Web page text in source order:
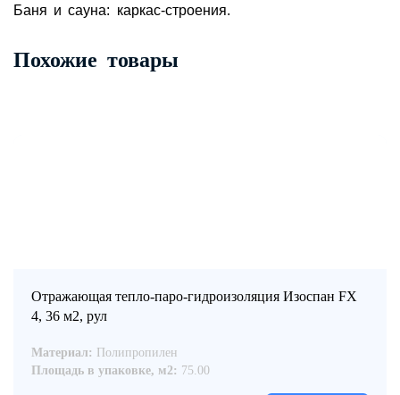
Баня и сауна: каркас-строения.
Похожие товары
Отражающая тепло-паро-гидроизоляция Изоспан FX
4, 36 м2, рул
Материал: Полипропилен
Площадь в упаковке, м2: 75.00